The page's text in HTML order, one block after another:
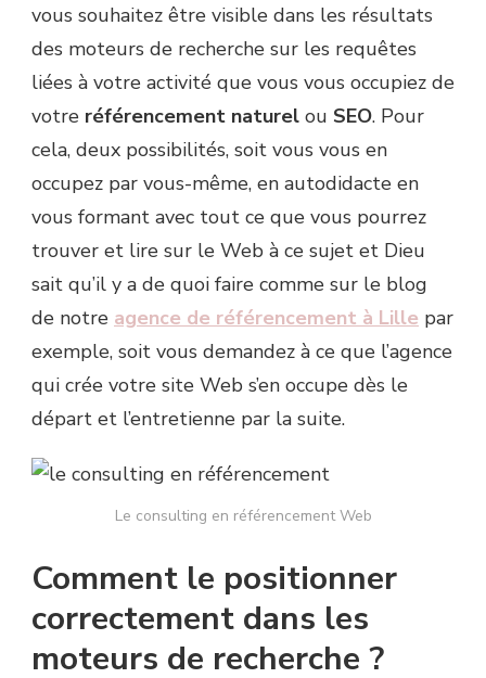
vous souhaitez être visible dans les résultats
des moteurs de recherche sur les requêtes
liées à votre activité que vous vous occupiez de
votre référencement naturel ou SEO. Pour
cela, deux possibilités, soit vous vous en
occupez par vous-même, en autodidacte en
vous formant avec tout ce que vous pourrez
trouver et lire sur le Web à ce sujet et Dieu
sait qu’il y a de quoi faire comme sur le blog
de notre agence de référencement à Lille par
exemple, soit vous demandez à ce que l’agence
qui crée votre site Web s’en occupe dès le
départ et l’entretienne par la suite.
Le consulting en référencement Web
Comment le positionner
correctement dans les
moteurs de recherche ?